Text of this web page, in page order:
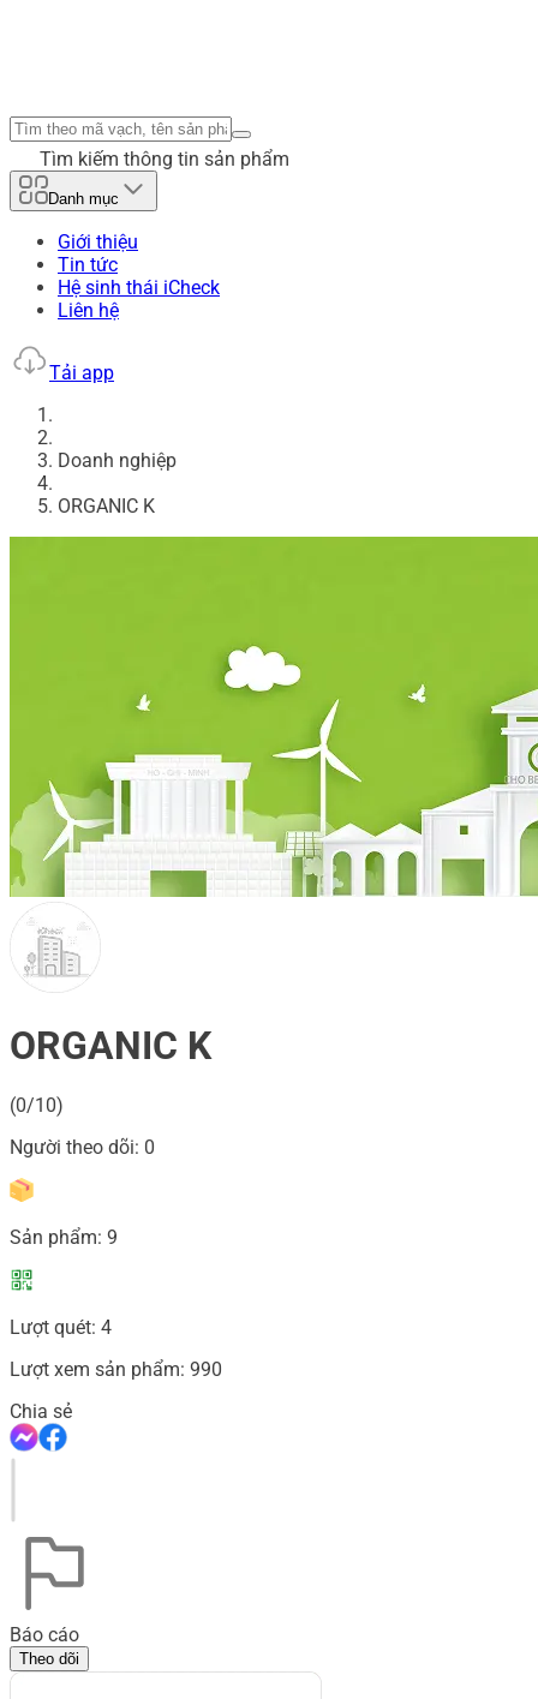
Tìm kiếm thông tin sản phẩm
Danh mục
Giới thiệu
Tin tức
Hệ sinh thái iCheck
Liên hệ
Tải app
Doanh nghiệp
ORGANIC K
ORGANIC K
(0/10)
Người theo dõi: 0
Sản phẩm: 9
Lượt quét: 4
Lượt xem sản phẩm: 990
Chia sẻ
Báo cáo
Theo dõi